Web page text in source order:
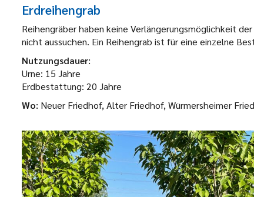
Erdreihengrab
Reihengräber haben keine Verlängerungsmöglichkeit
nicht aussuchen. Ein Reihengrab ist für eine einzelne
Nutzungsdauer:
Urne: 15 Jahre
Erdbestattung: 20 Jahre
Wo: Neuer Friedhof, Alter Friedhof, Würmersheimer